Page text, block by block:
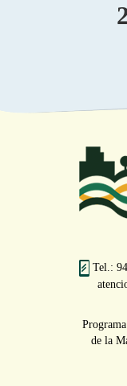
Tel.:
de la